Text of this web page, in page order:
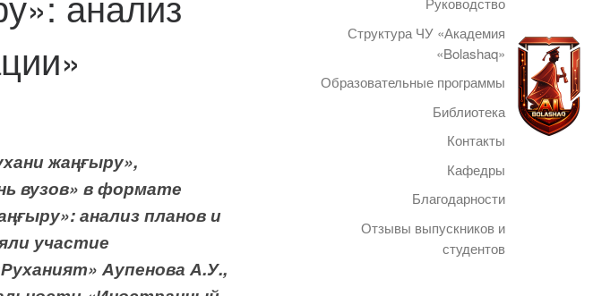
жаңғыру»,
вузов» в формате
анализ планов и
участие
Аупенова А.У.,
Структура ЧУ «Академия
«Bolashaq»
Образовательные программы
Библиотека
Контакты
Кафедры
Благодарности
Отзывы выпускников и
студентов
Telegram